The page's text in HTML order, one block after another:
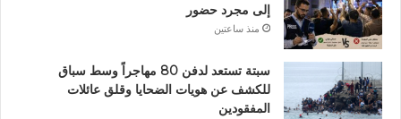
إلى مجرد حضور
منذ ساعتين
سبتة تستعد لدفن 80 مهاجراً وسط سباق
للكشف عن هويات الضحايا وقلق عائلات
المفقودين